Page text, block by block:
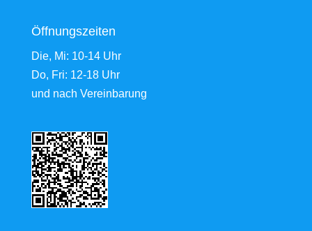
Öffnungszeiten
Die, Mi: 10-14 Uhr
Do, Fri: 12-18 Uhr
und nach Vereinbarung